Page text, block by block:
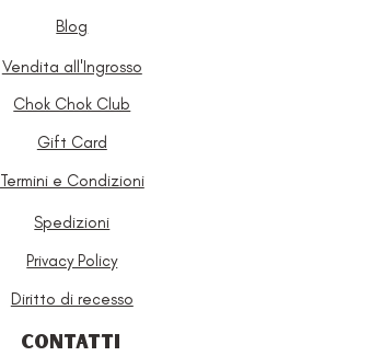
Blog
Vendita all'Ingrosso
Chok Chok Club
Gift Card
Termini e Condizioni
Spedizioni
Privacy Policy
Diritto di recesso
CONTATTI